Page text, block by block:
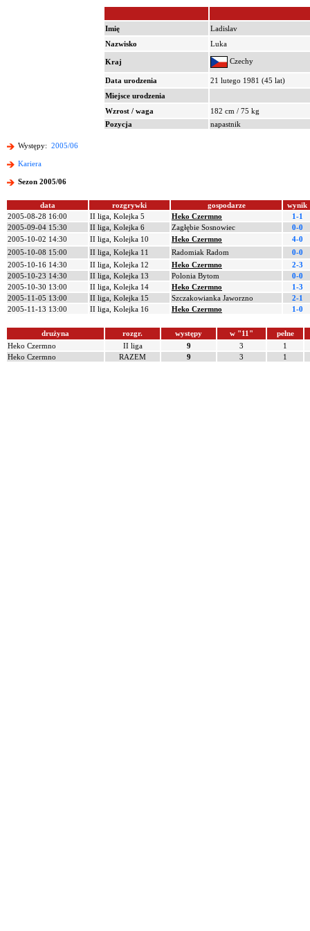
Imię
Ladislav
Nazwisko
Luka
Kraj Czechy
Data urodzenia
21 lutego 1981 (45 lat)
Miejsce urodzenia
Wzrost / waga
182 cm / 75 kg
Pozycja
napastnik
Występy: 2005/06
Kariera
Sezon 2005/06
data rozgrywki gospodarze
wynik
2005-08-28 16:00
II liga, Kolejka 5 Heko Czermno
1-1
2005-09-04 15:30
II liga, Kolejka 6 Zagłębie Sosnowiec
0-0
2005-10-02 14:30
II liga, Kolejka 10 Heko Czermno
4-0
2005-10-08 15:00
II liga, Kolejka 11 Radomiak Radom
0-0
2005-10-16 14:30
II liga, Kolejka 12 Heko Czermno
2-3
2005-10-23 14:30
II liga, Kolejka 13 Polonia Bytom
0-0
2005-10-30 13:00
II liga, Kolejka 14 Heko Czermno
1-3
2005-11-05 13:00
II liga, Kolejka 15 Szczakowianka Jaworzno
2-1
2005-11-13 13:00
II liga, Kolejka 16 Heko Czermno 1-0
drużyna rozgr. występy w "11"
pełne
Heko Czermno
II liga 9 3
1
Heko Czermno
RAZEM 9 3 1